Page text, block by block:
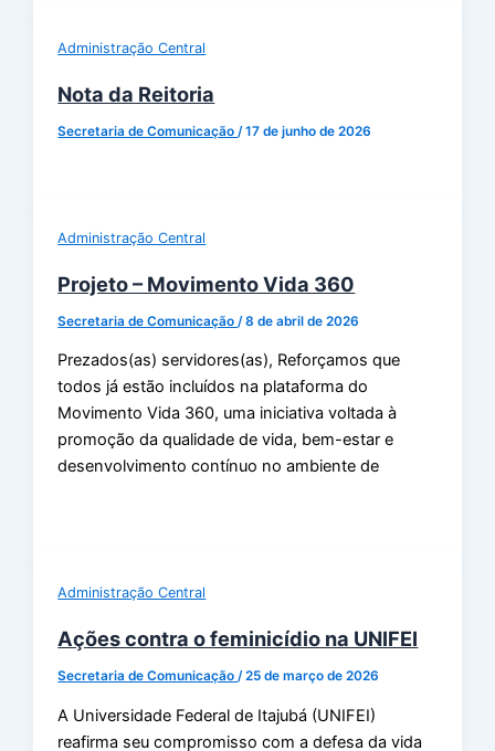
Administração Central
Nota da Reitoria
Secretaria de Comunicação /17 de junho de 2026
Administração Central
Projeto – Movimento Vida 360
Secretaria de Comunicação /8 de abril de 2026
Prezados(as) servidores(as), Reforçamos que
todos já estão incluídos na plataforma do
Movimento Vida 360, uma iniciativa voltada à
promoção da qualidade de vida, bem-estar e
desenvolvimento contínuo no ambiente de
Administração Central
Ações contra o feminicídio na UNIFEI
Secretaria de Comunicação/25 de março de 2026
A Universidade Federal de Itajubá (UNIFEI)
reafirma seu compromisso com a defesa da vida